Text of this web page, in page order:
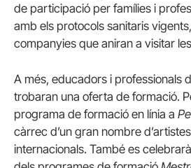
de participació per famílies i
amb els protocols sanitaris
companyies que aniran a visitar
A més, educadors i professionals
trobaran una oferta de formació.
programa de formació en línia a
càrrec d’un gran nombre
internacionals. També es